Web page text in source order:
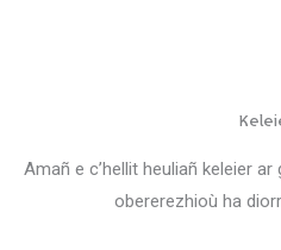
Amañ e c’hellit heuliañ keleier
obererezhioù ha